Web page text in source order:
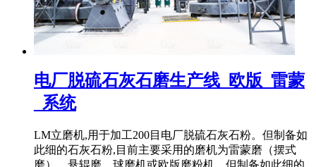
电厂脱硫石灰石磨生产线_欧版_雷蒙
_系统
LM立磨机,用于加工200目电厂脱硫石灰石粉。但制备如
此细的石灰石粉,目前主要采用的磨机为雷蒙磨（摆式
磨）、悬辊磨、球磨机或欧版磨粉机。但制备如此细的